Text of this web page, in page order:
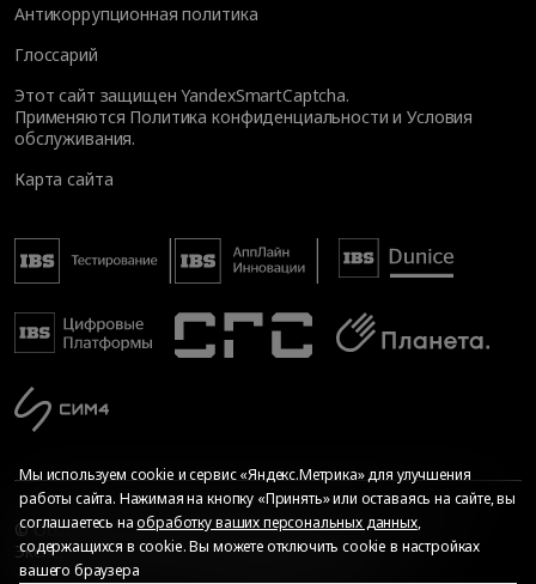
Антикоррупционная политика
Глоссарий
Этот сайт защищен YandexSmartCaptcha.
Применяются Политика конфиденциальности иУсловия
обслуживания.
Карта сайта
© Общество с ограниченной ответственностью «ИБС
Экспертиза», 2026. Все права защищены
Мы используем cookie и сервис «Яндекс.Метрика» для улучшения
работы сайта. Нажимая на кнопку «Принять» или оставаясь на сайте, вы
соглашаетесь наобработку ваших персональных данных,
содержащихся в cookie. Вы можете отключить cookie в настройках
вашего браузера